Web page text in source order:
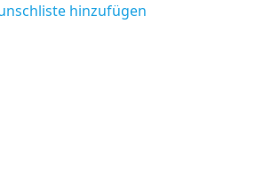
hinzufügen